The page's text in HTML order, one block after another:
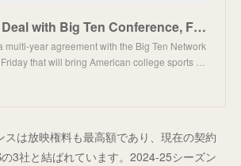
DAZN Strikes Deal with Big Ten Conference, FOX Sports to Deliver College Football and Basketball to
multi-year agreement with the Big Ten Network
that will bring American college sports …
スは放映権料も最高額であり、現在の契約
3社と結ばれています。2024-25シーズン